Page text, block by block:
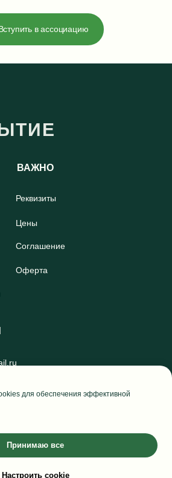
в ассоциацию
для обеспечения эффективной
Принимаю все
Настроить cookie
ВАЖНО
Реквизиты
Цены
Соглашение
Оферта
2024-2005